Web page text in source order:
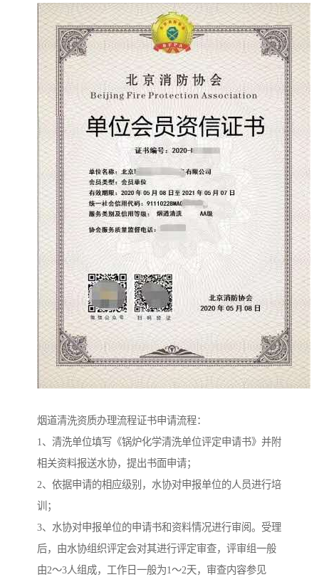
烟道清洗资质办理流程证书申请流程：
1、清洗单位填写《锅炉化学清洗单位评定申请书》并附
相关资料报送水协，提出书面申请；
2、依据申请的相应级别，水协对申报单位的人员进行培
训；
3、水协对申报单位的申请书和资料情况进行审阅。受理
后，由水协组织评定会对其进行评定审查，评审组一般
由2～3人组成，工作日一般为1～2天，审查内容参见